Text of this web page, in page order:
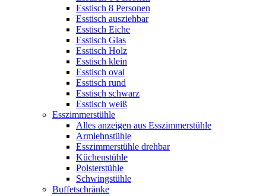
Esstisch 8 Personen
Esstisch ausziehbar
Esstisch Eiche
Esstisch Glas
Esstisch Holz
Esstisch klein
Esstisch oval
Esstisch rund
Esstisch schwarz
Esstisch weiß
Esszimmerstühle
Alles anzeigen aus Esszimmerstühle
Armlehnstühle
Esszimmerstühle drehbar
Küchenstühle
Polsterstühle
Schwingstühle
Buffetschränke